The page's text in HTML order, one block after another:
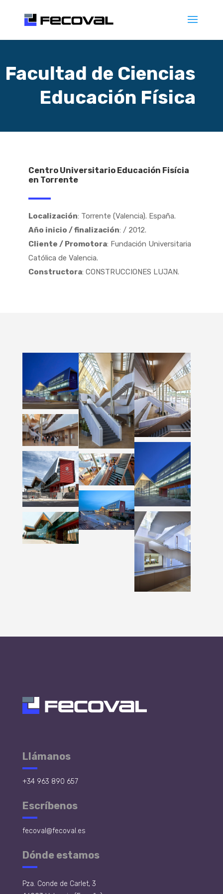
Facultad de Ciencias
Educación Física
Centro Universitario Educación Fisícia
en Torrente
Localización: Torrente (Valencia). España.
Año inicio / finalización: / 2012.
Cliente / Promotora: Fundación Universitaria
Católica de Valencia.
Constructora: CONSTRUCCIONES LUJAN.
Llámanos
+34 963 890 657
Escríbenos
fecoval@fecoval.es
Dónde estamos
Pza. Conde de Carlet, 3